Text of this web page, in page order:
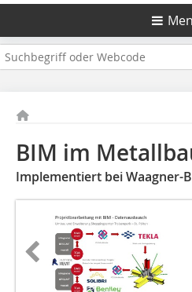
BIM im
Implementiert bei Waagner-